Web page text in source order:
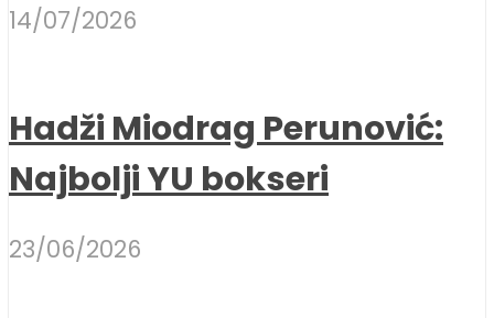
14/07/2026
Hadži Miodrag Perunović:
Najbolji YU bokseri
23/06/2026